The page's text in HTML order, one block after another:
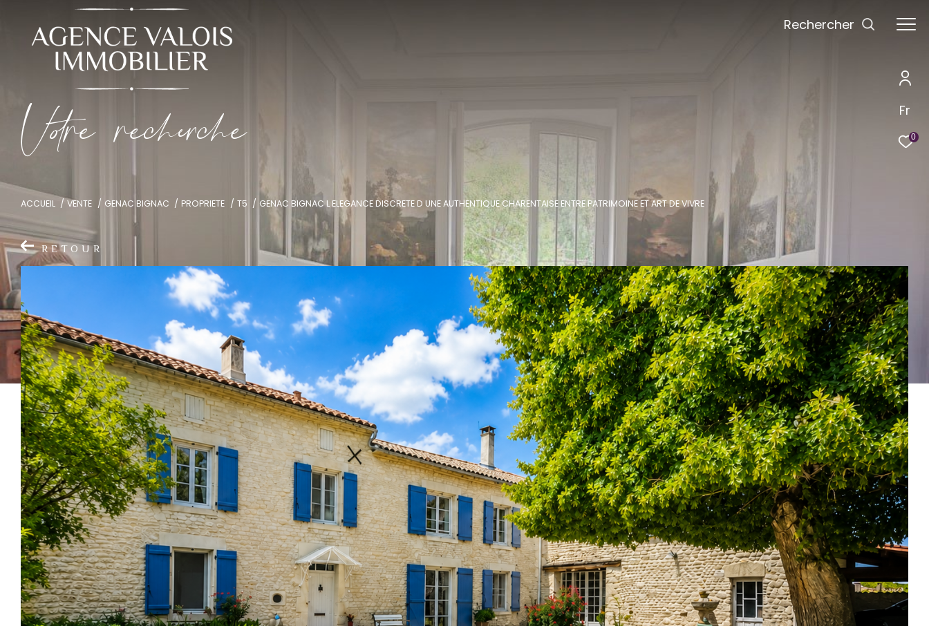
Fr
0
Rechercher
Vore recece
ACCUEIL VENTE GENAC BIGNAC PROPRIETE T5 GENAC BIGNAC L ELEGANCE DISCRETE D UNE AUTHENTIQUE CHARENTAISE ENTRE PATRIMOINE ET ART DE VIVRE
RETOUR